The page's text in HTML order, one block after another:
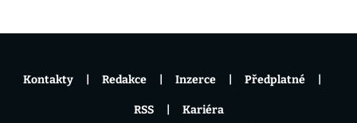
Kontakty Redakce Inzerce Předplatné
RSS Kariéra